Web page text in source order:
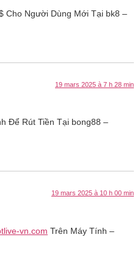
Cho Người Dùng Mới Tại bk8 –
19 mars 2025 à 7 h 28 min
Để Rút Tiền Tại bong88 –
19 mars 2025 à 10 h 00 min
vn.com Trên Máy Tính –